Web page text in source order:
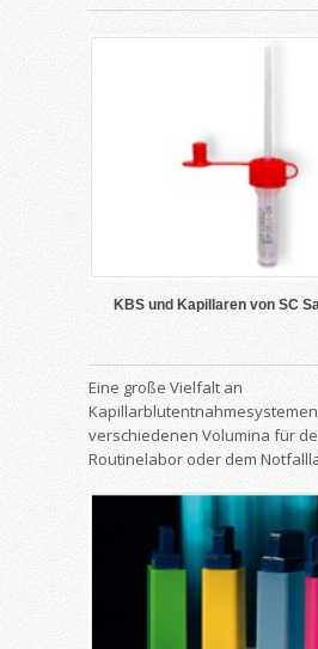
KBS und Kapillaren von SC
Eine große Vielfalt an
verschiedenen Volumina für
Routinelabor oder dem